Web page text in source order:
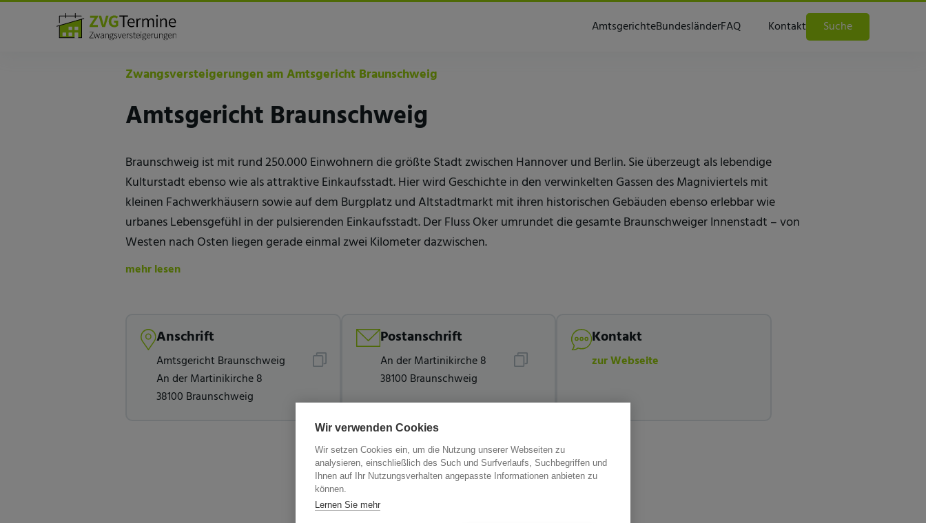
AmtsgerichteBundesländerFAQ Kontakt Suche
Amtsgerichte
Zwangsversteigerungen am Amtsgericht Braunschweig
Amtsgericht Braunschweig
Braunschweig ist mit rund 250.000 Einwohnern die größte Stadt zwischen Hannover und Berlin. Sie überzeugt als lebendige
Kulturstadt ebenso wie als attraktive Einkaufsstadt. Hier wird Geschichte in den verwinkelten Gassen des Magniviertels mit
kleinen Fachwerkhäusern sowie auf dem Burgplatz und Altstadtmarkt mit ihren historischen Gebäuden ebenso erlebbar wie
urbanes Lebensgefühl in der pulsierenden Einkaufsstadt. Der Fluss Oker umrundet die gesamte Braunschweiger Innenstadt – von
Westen nach Osten liegen gerade einmal zwei Kilometer dazwischen.
mehr lesen
Anschrift
Amtsgericht Braunschweig
An der Martinikirche 8
38100 Braunschweig
Postanschrift
An der Martinikirche 8
38100 Braunschweig
Kontakt
zur Webseite
Wir verwenden Cookies
Wir setzen Cookies ein, um die Nutzung unserer Webseiten zu
analysieren, einschließlich des Such und Surfverlaufs, Suchbegriffen und
Ihnen auf Ihr Nutzungsverhalten angepasste Informationen anbieten zu
können.
Lernen Sie mehr